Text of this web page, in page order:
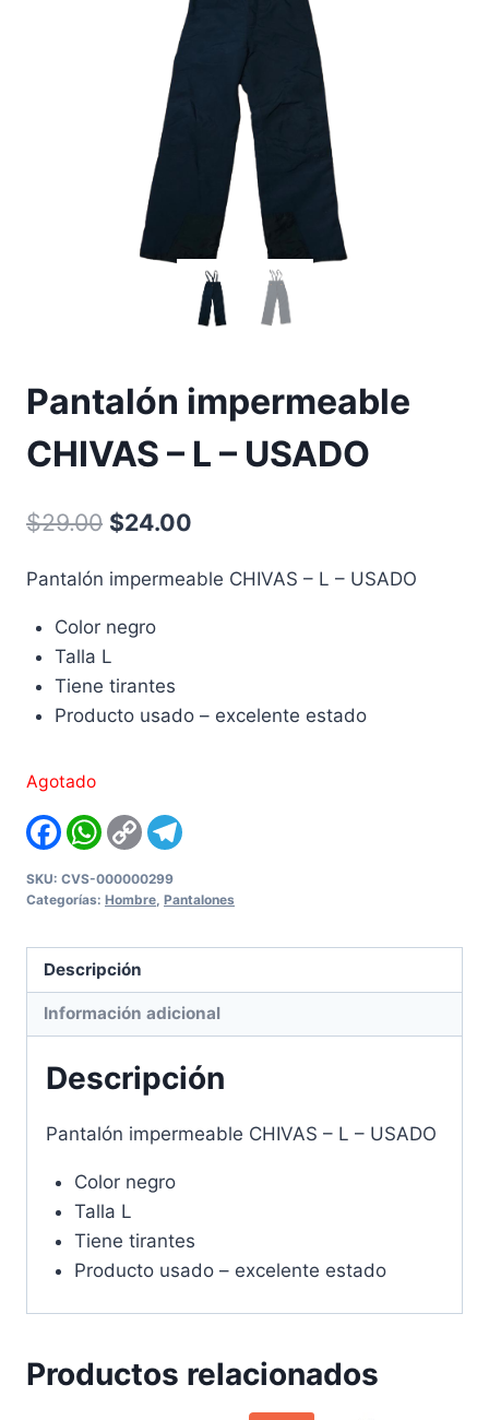
Pantalón impermeable
CHIVAS – L – USADO
$29.00 Original
was:
$29.00.
$24.00
is:
Pantalón impermeable CHIVAS – L – USADO
Color negro
Talla L
Tiene tirantes
Producto usado – excelente estado
Agotado
FacebookWhatsApp
Copy
Link
SKU: CVS-000000299
Categorías: Hombre, Pantalones
Descripción
Información adicional
Descripción
Pantalón impermeable CHIVAS – L – USADO
Color negro
Talla L
Tiene tirantes
Producto usado – excelente estado
Productos relacionados